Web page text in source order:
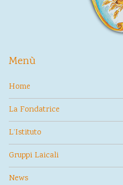
Menù
Home
La Fondatrice
L’Istituto
Gruppi Laicali
News